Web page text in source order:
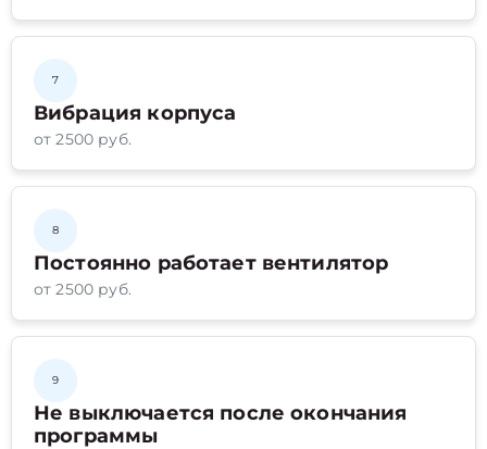
7
Вибрация корпуса
от 2500 руб.
8
Постоянно работает вентилятор
от 2500 руб.
9
Не выключается после окончания
программы